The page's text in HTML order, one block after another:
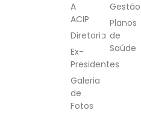
A
ACIP
Diretoria
Ex-
Presidentes
Galeria
de
Fotos
Gestão
Planos
de
Saúde